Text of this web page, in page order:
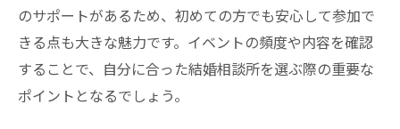
のサポートがあるため、初めての方でも安心して参加で
きる点も大きな魅力です。イベントの頻度や内容を確認
することで、自分に合った結婚相談所を選ぶ際の重要な
ポイントとなるでしょう。